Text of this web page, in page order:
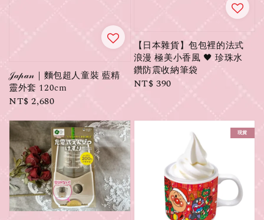
𝒥𝒶𝓅𝒶𝓃｜麵包超人童裝 藍精
靈外套 120cm
Regular
NT$ 2,680
【日本雜貨】包包裡的法式
浪漫 極美小香風 🖤 珍珠水
鑽防震收納筆袋
Regular
NT$ 390
現貨